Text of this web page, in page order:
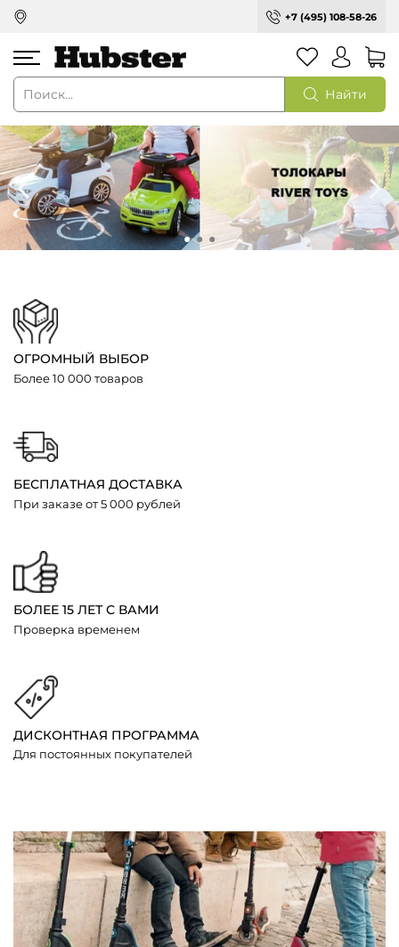
+7 (495) 108-58-26
Найти
ОГРОМНЫЙ ВЫБОР
Более 10 000 товаров
БЕСПЛАТНАЯ ДОСТАВКА
При заказе от 5 000 рублей
БОЛЕЕ 15 ЛЕТ С ВАМИ
Проверка временем
ДИСКОНТНАЯ ПРОГРАММА
Для постоянных покупателей